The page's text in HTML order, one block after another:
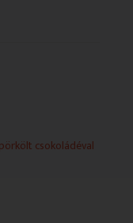
Mecenatúra
csokoládéval